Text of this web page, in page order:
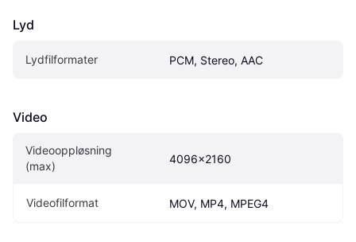
Lyd
Lydfilformater PCM, Stereo, AAC
Video
Videooppløsning
(max)
4096x2160
Videofilformat MOV, MP4, MPEG4